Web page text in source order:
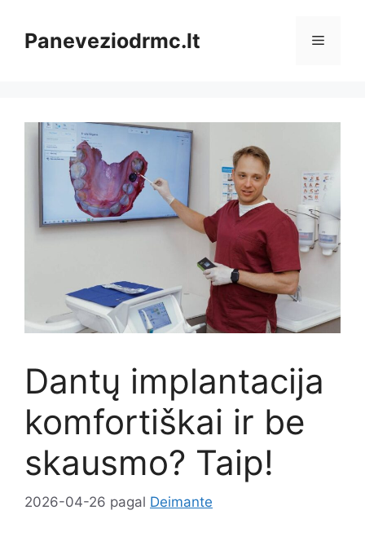
turinioPaneveziodrmc.lt Meniu
Dantų implantacija
komfortiškai ir be
skausmo? Taip!
2026-04-26 pagal Deimante